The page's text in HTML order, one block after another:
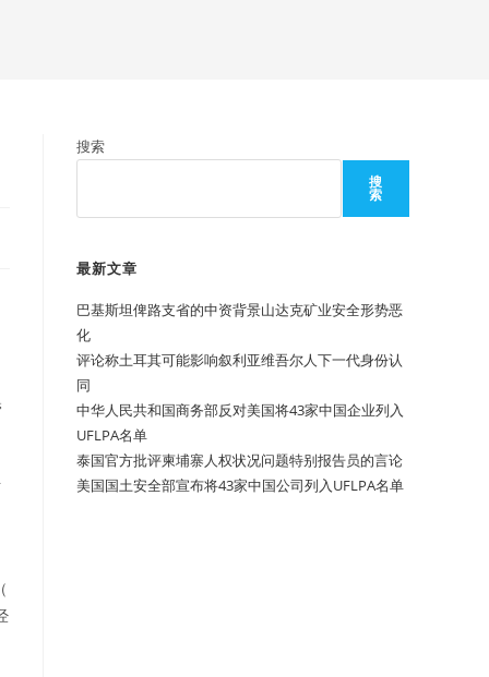
搜索
搜
索
最新文章
巴基斯坦俾路支省的中资背景山达克矿业安全形势恶
化
评论称土耳其可能影响叙利亚维吾尔人下一代身份认
同
中华人民共和国商务部反对美国将43家中国企业列入
UFLPA名单
泰国官方批评柬埔寨人权状况问题特别报告员的言论
美国国土安全部宣布将43家中国公司列入UFLPA名单